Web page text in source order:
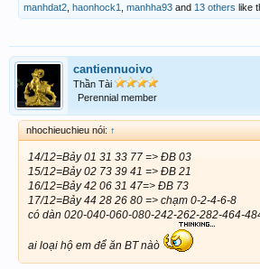
manhdat2 haonhock1 manhha93 and 13 others like
cantiennuoivo
Thần Tài
Perennial member
nhochieuchieu nói: ↑
14/12=Bảy 01 31 33 77 => ĐB 03
15/12=Bảy 02 73 39 41 => ĐB 21
16/12=Bảy 42 06 31 47=> ĐB 73
17/12=Bảy 44 28 26 80 => chạm 0-2-4-6-8
có dàn 020-040-060-080-242-262-282-464-
ai loại hộ em để ăn BT nàò